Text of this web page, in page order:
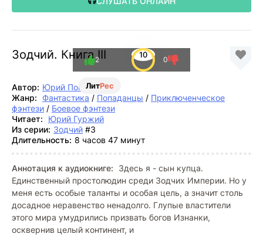
Зодчий. Книга III
ЛитРес
10
2 0
Автор: Юрий Погуляй
Жанр:
Фантастика / Попаданцы / Приключенческое
фэнтези / Боевое фэнтези
Читает:
Юрий Гуржий
Из серии: Зодчий #3
Длительность: 8 часов 47 минут
Аннотация к аудиокниге:
Здесь я - сын купца.
Единственный простолюдин среди Зодчих Империи. Но у
меня есть особые таланты и особая цель, а значит столь
досадное неравенство ненадолго. Глупые властители
этого мира умудрились призвать богов Изнанки,
осквернив целый континент, и